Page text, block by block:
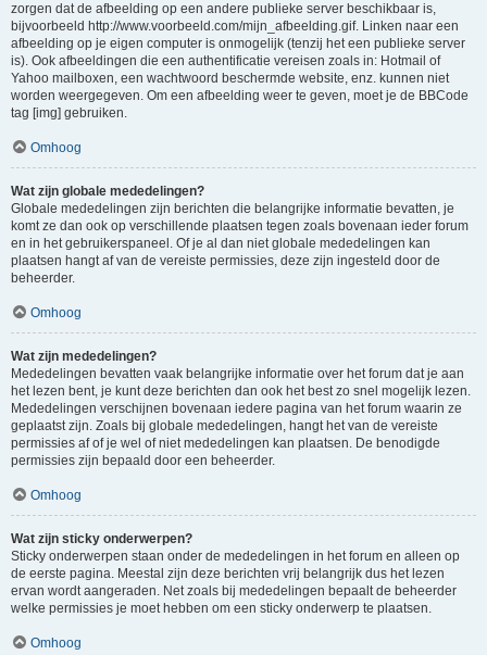
zorgen dat de afbeelding op een andere publieke server beschikbaar is,
bijvoorbeeld http://www.voorbeeld.com/mijn_afbeelding.gif. Linken naar een
afbeelding op je eigen computer is onmogelijk (tenzij het een publieke server
is). Ook afbeeldingen die een authentificatie vereisen zoals in: Hotmail of
Yahoo mailboxen, een wachtwoord beschermde website, enz. kunnen niet
worden weergegeven. Om een afbeelding weer te geven, moet je de BBCode
tag [img] gebruiken.
Omhoog
Wat zijn globale mededelingen?
Globale mededelingen zijn berichten die belangrijke informatie bevatten, je
komt ze dan ook op verschillende plaatsen tegen zoals bovenaan ieder forum
en in het gebruikerspaneel. Of je al dan niet globale mededelingen kan
plaatsen hangt af van de vereiste permissies, deze zijn ingesteld door de
beheerder.
Omhoog
Wat zijn mededelingen?
Mededelingen bevatten vaak belangrijke informatie over het forum dat je aan
het lezen bent, je kunt deze berichten dan ook het best zo snel mogelijk lezen.
Mededelingen verschijnen bovenaan iedere pagina van het forum waarin ze
geplaatst zijn. Zoals bij globale mededelingen, hangt het van de vereiste
permissies af of je wel of niet mededelingen kan plaatsen. De benodigde
permissies zijn bepaald door een beheerder.
Omhoog
Wat zijn sticky onderwerpen?
Sticky onderwerpen staan onder de mededelingen in het forum en alleen op
de eerste pagina. Meestal zijn deze berichten vrij belangrijk dus het lezen
ervan wordt aangeraden. Net zoals bij mededelingen bepaalt de beheerder
welke permissies je moet hebben om een sticky onderwerp te plaatsen.
Omhoog